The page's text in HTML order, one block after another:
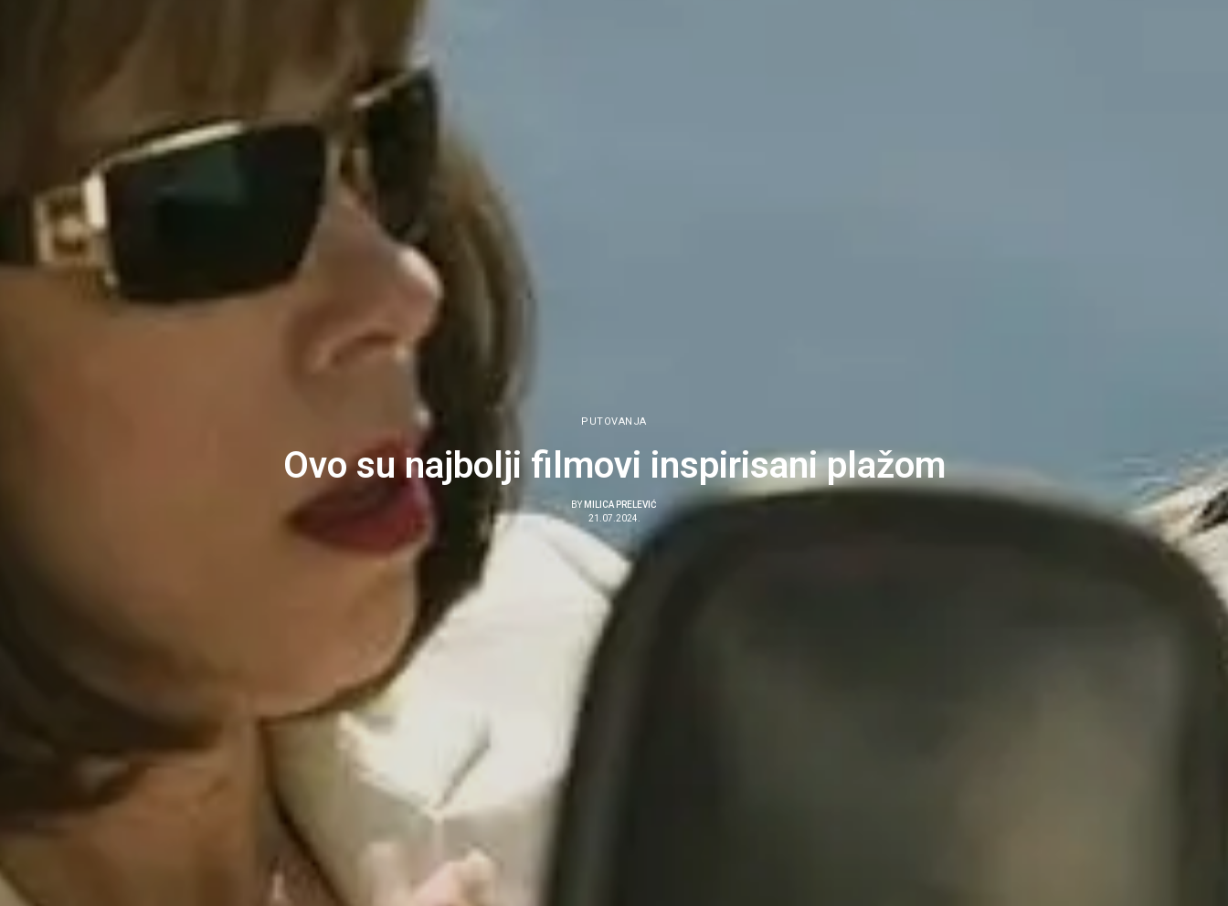
PUTOVANJA
Ovo su najbolji filmovi inspirisani plažom
BY MILICA PRELEVIĆ
21.07.2024.